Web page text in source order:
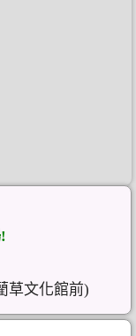
草文化館前)